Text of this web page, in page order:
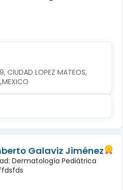
Galaviz Jiménez
Dermatología Pediátrica